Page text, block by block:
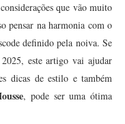
que vão muito
pensar na harmonia com o
definido pela noiva. Se
este artigo vai ajudar
dicas de estilo e também
, pode ser uma ótima